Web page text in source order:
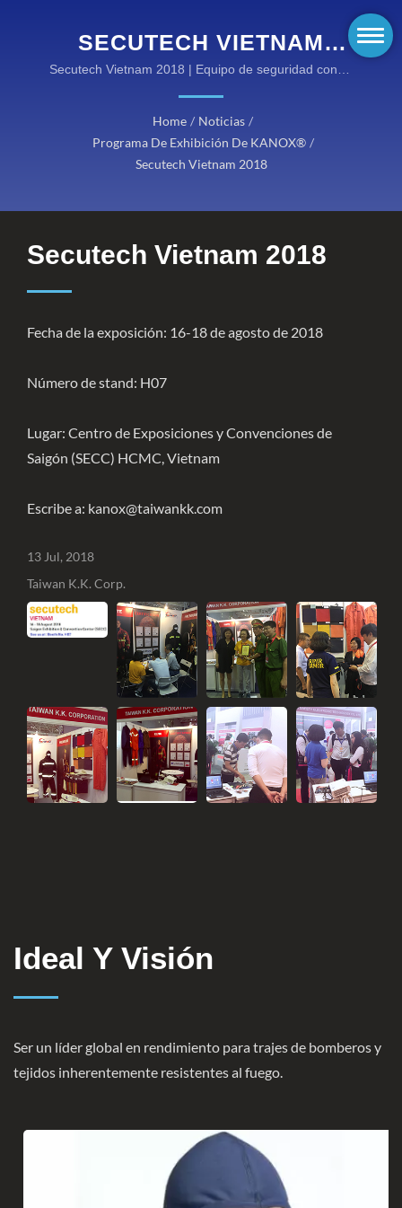
SECUTECH VIETNAM
2018 | KANOX® TEJIDOS
DE SEGURIDAD CONTRA
INCENDIOS:
SOLUCIONES
RESISTENTE AL FUEGO
Secutech Vietnam 2018 | Equipo de seguridad contra
Home / Noticias /
Programa De Exhibición De KANOX® /
Secutech Vietnam 2018
Secutech Vietnam 2018
Fecha de la exposición: 16-18 de agosto de 2018
Número de stand: H07
Lugar: Centro de Exposiciones y Convenciones de
Saigón (SECC) HCMC, Vietnam
Escribe a: kanox@taiwankk.com
13 Jul, 2018
Taiwan K.K. Corp.
Ideal Y Visión
Ser un líder global en rendimiento para trajes de bomberos y
tejidos inherentemente resistentes al fuego.